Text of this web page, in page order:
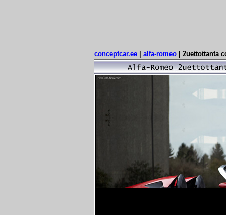
conceptcar.ee alfa-romeo 2uettottanta